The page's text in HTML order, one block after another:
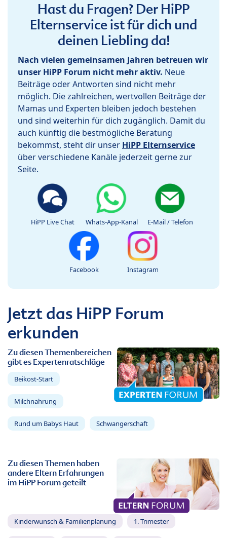
Hast du Fragen? Der HiPP
Elternservice ist für dich und
deinen Liebling da!
Nach vielen gemeinsamen Jahren betreuen wir
unser HiPP Forum nicht mehr aktiv. Neue
Beiträge oder Antworten sind nicht mehr
möglich. Die zahlreichen, wertvollen Beiträge der
Mamas und Experten bleiben jedoch bestehen
und sind weiterhin für dich zugänglich. Damit du
auch künftig die bestmögliche Beratung
bekommst, steht dir unser HiPP Elternservice
über verschiedene Kanäle jederzeit gerne zur
Seite.
HiPP Live Chat Whats-App-Kanal E-Mail / Telefon
Facebook Instagram
Jetzt das HiPP Forum
erkunden
Zu diesen Themenbereichen
gibt es Expertenratschläge
Beikost-Start
Milchnahrung
Rund um Babys Haut Schwangerschaft
Zu diesen Themen haben
andere Eltern Erfahrungen
im HiPP Forum geteilt
Kinderwunsch & Familienplanung 1. Trimester